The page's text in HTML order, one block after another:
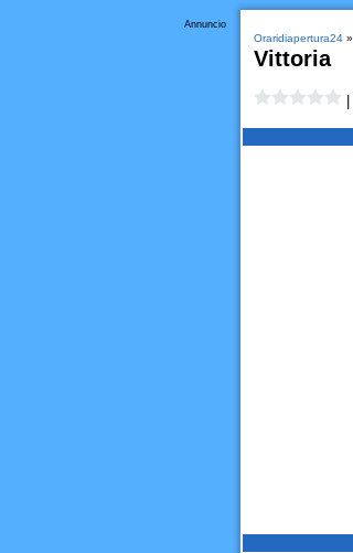
Annuncio
Oraridiapertura24»
Vittoria